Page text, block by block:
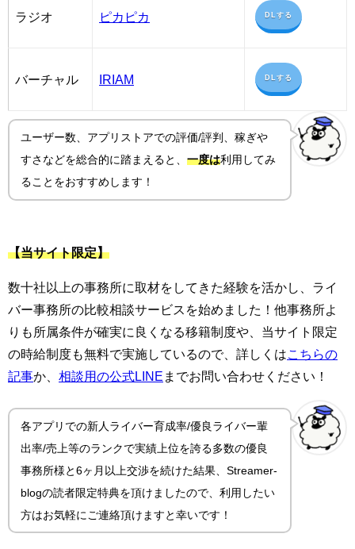
ラジオ ピカピカ DLする
バーチャル IRIAM DLする
ユーザー数、アプリストアでの評価/評判、稼ぎや
すさ などを総合的に踏まえると、一度は利用してみ
ることをおすすめします！
【当サイト限定】
数十社以上の事務所に取材をしてきた経験を活かし、ライ
バー事務所の比較相談サービスを始めました！他事務所よ
りも所属条件が確実に良くなる移籍制度や、当サイト限定
の時給制度も無料で実施しているので、詳しくは こちらの
記事か、 相談用の公式LINE までお問い合わせください！
各アプリでの新人ライバー育成率/優良ライバー輩
出率/売上等のランクで実績上位を誇る多数の優良
事務所様と6ヶ月以上交渉を続けた結果、Streamer-
blogの読者限定特典を頂けましたので、利用したい
方はお気軽にご連絡頂けますと幸いです！